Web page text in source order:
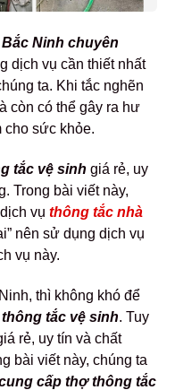
Ninh chuyên
dịch vụ cần thiết nhất
ta. Khi tắc nghẽn
còn có thể gây ra hư
cho sức khỏe.
tắc vệ sinh giá rẻ, uy
Trong bài viết này,
vụ thông tắc nhà
nên sử dụng dịch vụ
vụ này.
thì không khó để
thông tắc vệ sinh. Tuy
rẻ, uy tín và chất
bài viết này, chúng ta
cấp thợ thông tắc